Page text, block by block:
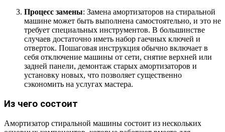
Процесс замены: Замена амортизаторов на стиральной
машине может быть выполнена самостоятельно, и это не
требует специальных инструментов. В большинстве
случаев достаточно иметь набор гаечных ключей и
отверток. Пошаговая инструкция обычно включает в
себя отключение машины от сети, снятие верхней или
задней панели, демонтаж старых амортизаторов и
установку новых, что позволяет существенно
сэкономить на услугах мастера.
Из чего состоит
Амортизатор стиральной машины состоит из нескольких